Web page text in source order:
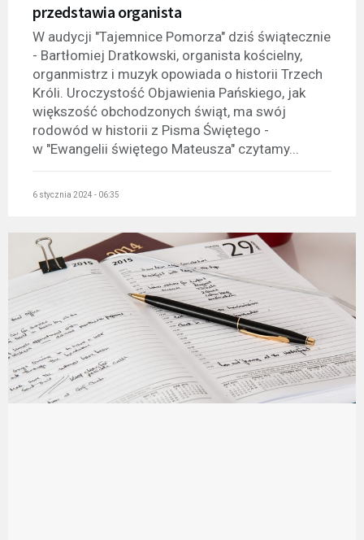
przedstawia organista
W audycji "Tajemnice Pomorza" dziś świątecznie
- Bartłomiej Dratkowski, organista kościelny,
organmistrz i muzyk opowiada o historii Trzech
Króli. Uroczystość Objawienia Pańskiego, jak
większość obchodzonych świąt, ma swój
rodowód w historii z Pisma Świętego -
w "Ewangelii świętego Mateusza" czytamy...
6 stycznia 2024 - 06:35